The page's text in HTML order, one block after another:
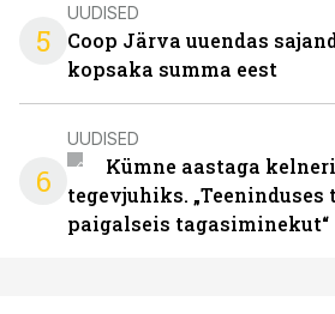
5
UUDISED
Coop Järva uuendas
kopsaka summa eest
6
UUDISED
Kümne aastaga
tegevjuhiks. „Teeninduses
paigalseis tagasiminekut“